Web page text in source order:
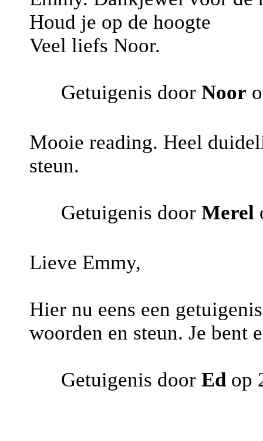
Houd je op de hoogte
Veel liefs Noor.
Getuigenis door Noor
Mooie reading. Heel
steun.
Getuigenis door Merel
Lieve Emmy,
Hier nu eens een
woorden en steun. Je bent
Getuigenis door Ed op